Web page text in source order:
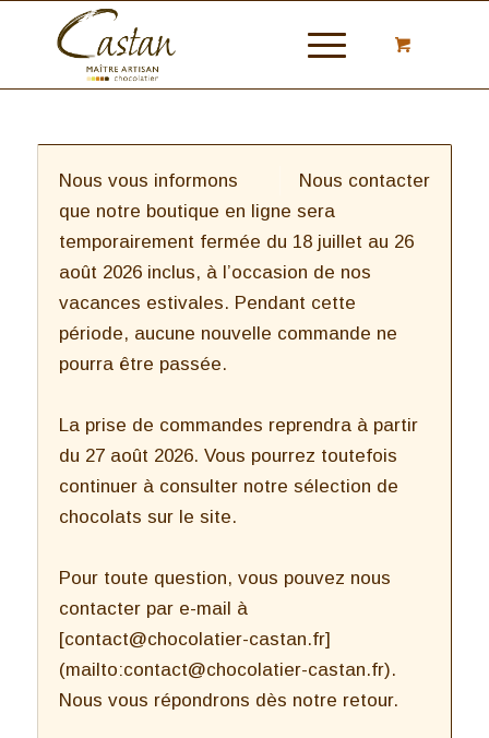
Nous contacter
Nous vous informons
que notre boutique en ligne sera
temporairement fermée du 18 juillet au 26
août 2026 inclus, à l’occasion de nos
vacances estivales. Pendant cette
période, aucune nouvelle commande ne
pourra être passée.
La prise de commandes reprendra à partir
du 27 août 2026. Vous pourrez toutefois
continuer à consulter notre sélection de
chocolats sur le site.
Pour toute question, vous pouvez nous
contacter par e-mail à
[contact@chocolatier-castan.fr]
(mailto:contact@chocolatier-castan.fr).
Nous vous répondrons dès notre retour.